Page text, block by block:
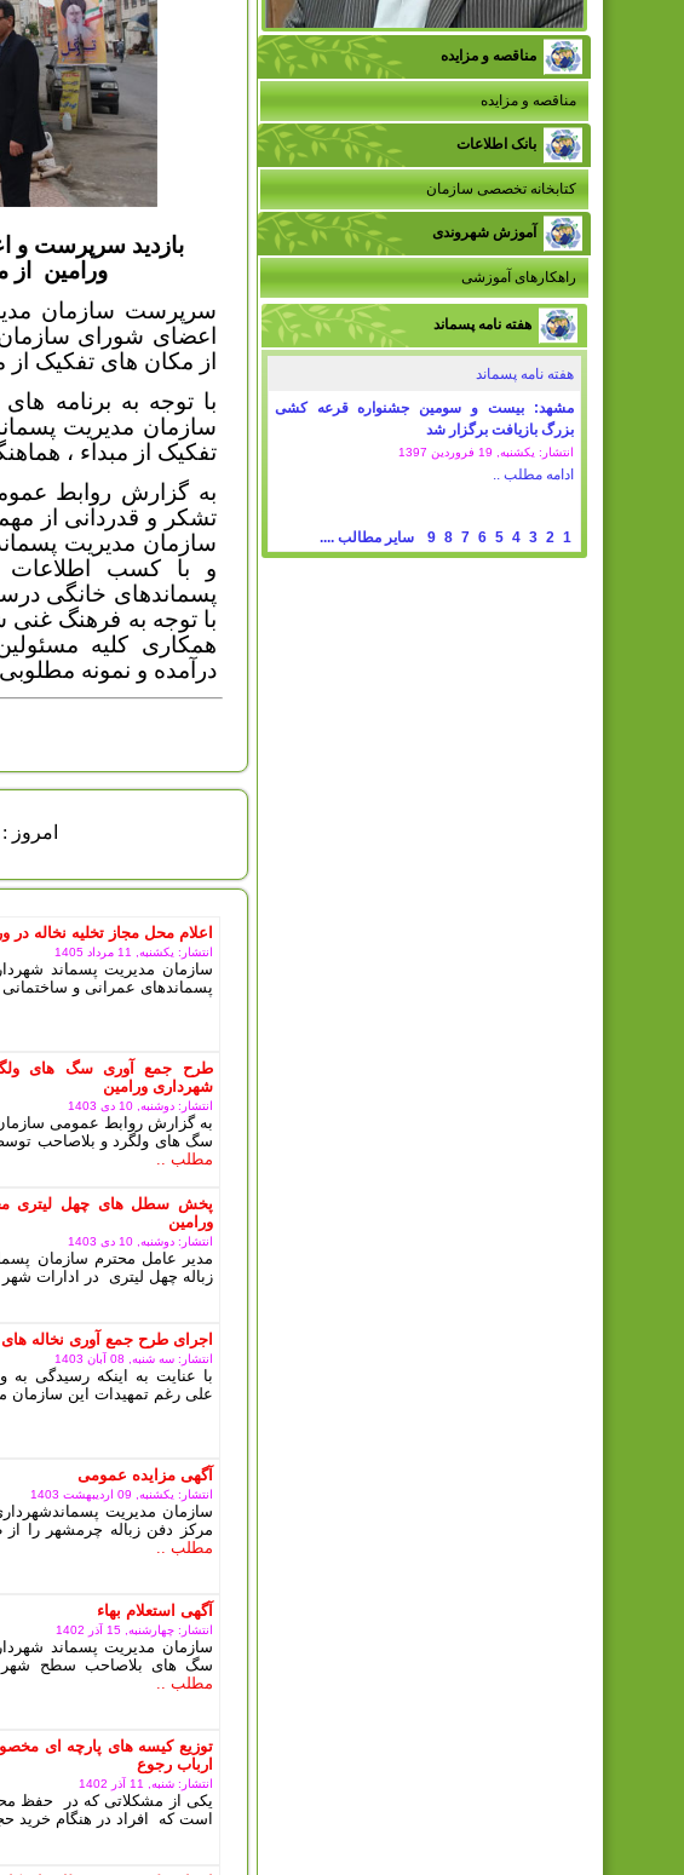
مناقصه و مزایده
مناقصه و مزایده
بانک اطلاعات
کتابخانه تخصصی سازمان
آموزش شهروندی
راهکارهای آموزشی
هفته نامه پسماند
هفته نامه پسماند
مشهد: بیست و سومین جشنواره قرعه کشی
بزرگ بازیافت برگزار شد
انتشار: یکشنبه, 19 فروردين 1397
ادامه مطلب ..
1
2
3
4
5
6
7
8
9 سایر مطالب ....
بازدید سرپرست و
ورامین
سرپرست سازمان
از مکان های تفکیک از
با توجه به برنامه
سازمان مدیریت
تفکیک از مبداء ،
به گزارش روابط
تشکر و قدردانی از
سازمان مدیریت
و با کسب اطلاعات
پسماندهای خانگی
با توجه به فرهنگ غنی
همکاری کلیه
درآمده و نمونه
امروز : شنبه 17 مرداد
اعلام محل مجاز تخلیه نخاله
انتشار: یکشنبه, 11 مرداد 1405
سازمان مدیریت پسماند
پسماندهای عمرانی و ساختمانی
طرح جمع آوری سگ های
شهرداری ورامین
انتشار: دوشنبه, 10 دی 1403
به گزارش روابط عمومی
سگ های ولگرد و بلاصاحب
مطلب ..
پخش سطل های چهل لیتری
ورامین
انتشار: دوشنبه, 10 دی 1403
مدیر عامل محترم سازمان
زباله چهل لیتری در ادارات شهر
اجرای طرح جمع آوری نخاله
انتشار: سه شنبه, 08 آبان 1403
با عنایت به اینکه رسیدگی
علی رغم تمهیدات این سازمان
آگهی مزایده عمومی
انتشار: یکشنبه, 09 ارديبهشت 1403
سازمان مدیریت
مرکز دفن زباله چرمشهر را
مطلب ..
آگهی استعلام بهاء
انتشار: چهارشنبه, 15 آذر 1402
سازمان مدیریت پسماند
سگ های بلاصاحب سطح شهر
مطلب ..
توزیع کیسه های پارچه ای
ارباب رجوع
انتشار: شنبه, 11 آذر 1402
یکی از مشکلاتی که در حفظ
است که افراد در هنگام خرید